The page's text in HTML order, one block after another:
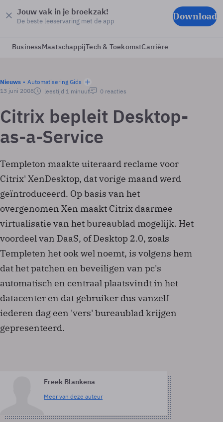
Jouw vak in je broekzak!
De beste leeservaring met de app Download
BusinessMaatschappijTech & ToekomstCarrière
Nieuws
Automatisering Gids
13 juni 2008
leestijd 1 minuut 0 reacties
Citrix bepleit Desktop-
as-a-Service
Templeton maakte uiteraard reclame voor
Citrix' XenDesktop, dat vorige maand werd
geïntroduceerd. Op basis van het
overgenomen Xen maakt Citrix daarmee
virtualisatie van het bureaublad mogelijk. Het
voordeel van DaaS, of Desktop 2.0, zoals
Templeten het ook wel noemt, is volgens hem
dat het patchen en beveiligen van pc's
automatisch en centraal plaatsvindt in het
datacenter en dat gebruiker dus vanzelf
iederen dag een 'vers' bureaublad krijgen
gepresenteerd.
Freek Blankena
Meer van deze auteur